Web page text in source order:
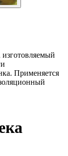
Применяется